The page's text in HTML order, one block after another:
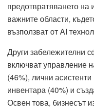
предотвратяването
важните области,
възползват от AI
Други забележителни
включват управление
(46%), лични
инвентара (40%) и
Освен това, бизнесът